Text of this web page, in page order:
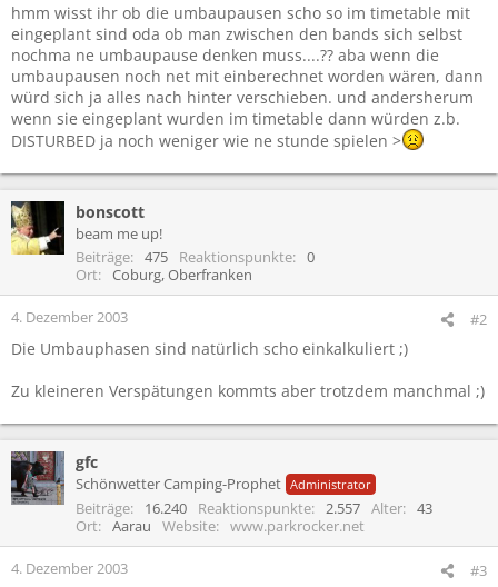
hmm wisst ihr ob die umbaupausen scho so im timetable mit
eingeplant sind oda ob man zwischen den bands sich selbst
nochma ne umbaupause denken muss....?? aba wenn die
umbaupausen noch net mit einberechnet worden wären, dann
würd sich ja alles nach hinter verschieben. und andersherum
wenn sie eingeplant wurden im timetable dann würden z.b.
DISTURBED ja noch weniger wie ne stunde spielen >
bonscott
beam me up!
Beiträge
475 Reaktionspunkte
0
Ort
Coburg, Oberfranken
4. Dezember 2003 #2
Die Umbauphasen sind natürlich scho einkalkuliert ;)
Zu kleineren Verspätungen kommts aber trotzdem manchmal ;)
gfc
Schönwetter Camping-Prophet Administrator
Beiträge 16.240 Reaktionspunkte 2.557 Alter
43
Ort
Aarau Website www.parkrocker.net
4. Dezember 2003 #3